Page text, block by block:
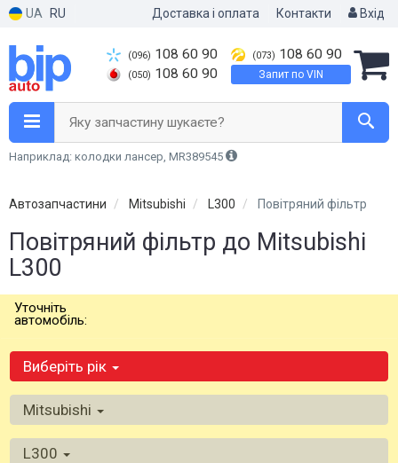
UA RU Доставка і оплата Контакти Вхід
(096) 108 60 90
(050) 108 60 90
(073) 108 60 90
Запит по VIN
Яку запчастину шукаєте?
Наприклад: колодки лансер, MR389545
Автозапчастини Mitsubishi L300 Повітряний фільтр
Повітряний фільтр до Mitsubishi
L300
Уточніть
автомобіль:
Виберіть рік
Mitsubishi
L300